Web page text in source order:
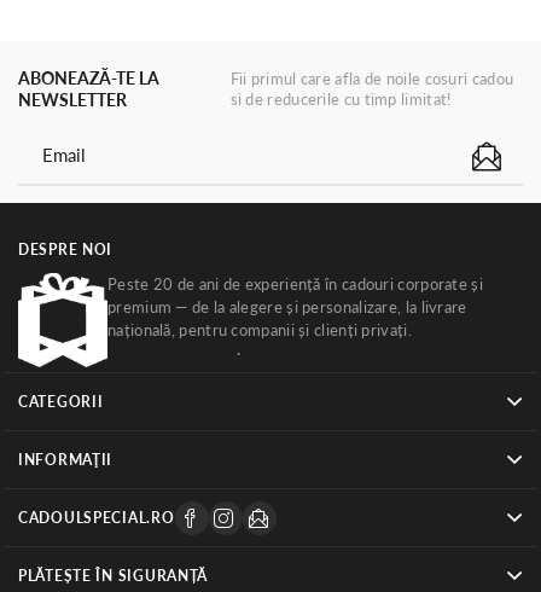
ABONEAZĂ-TE LA
NEWSLETTER
Fii primul care afla de noile cosuri cadou
si de reducerile cu timp limitat!
DESPRE NOI
Peste 20 de ani de experiență în cadouri corporate și
premium — de la alegere și personalizare, la livrare
națională, pentru companii și clienți privați.
·
CATEGORII
INFORMAŢII
CADOULSPECIAL.RO
PLĂTEȘTE ÎN SIGURANȚĂ